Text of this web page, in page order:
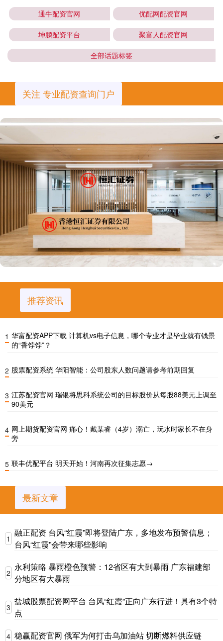
通牛配资官网 优配网配资官网
坤鹏配资平台 聚富人配资官网
全部话题标签
关注 专业配资查询门户
推荐资讯
1 华富配资APP下载 计算机vs电子信息，哪个专业才是毕业就有钱景
的“香饽饽”？
2 股票配资系统 华阳智能：公司股东人数问题请参考前期回复
3 江苏配资官网 瑞银将思科系统公司的目标股价从每股88美元上调至
90美元
4 网上期货配资官网 痛心！戴某睿（4岁）溺亡，玩水时家长不在身
旁
5 联丰优配平台 明天开始！河南再次征集志愿→
最新文章
1
融正配资 台风“红霞”即将登陆广东，多地发布预警信息；
台风“红霞”会带来哪些影响
2
永利策略 暴雨橙色预警：12省区有大到暴雨 广东福建部
分地区有大暴雨
3
盐城股票配资网平台 台风“红霞”正向广东行进！具有3个特
点
4 稳赢配资官网 俄军为何打击乌加油站 切断燃料供应链